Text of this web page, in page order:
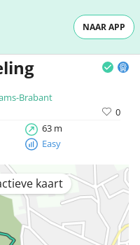
NAAR APP
Brabant
0
63 m
Easy
kaart